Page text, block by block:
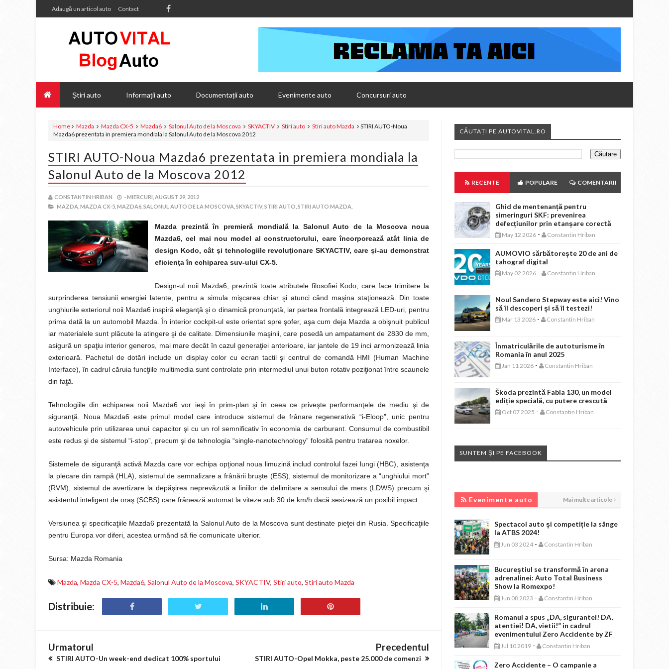
Adaugă un articol auto Contact
Știri auto Informații auto Documentații auto Evenimente auto Concursuri auto
Home Mazda Mazda CX-5 Mazda6 Salonul Auto de la Moscova SKYACTIV Stiri auto Stiri auto Mazda
STIRI AUTO-Noua
Mazda6 prezentata in premiera mondiala la Salonul Auto de la Moscova 2012
STIRI AUTO-Noua Mazda6 prezentata in premiera mondiala la
Salonul Auto de la Moscova 2012
CONSTANTIN HRIBAN -MIERCURI, AUGUST 29, 2012
MAZDA, MAZDA CX-5, MAZDA6, SALONUL AUTO DE LA MOSCOVA, SKYACTIV, STIRI AUTO, STIRI AUTO MAZDA,
Mazda prezintă în premieră mondială la Salonul Auto de la Moscova noua
Mazda6, cel mai nou model al constructorului, care încorporează atât linia de
design Kodo, cât şi tehnologiile revoluţionare SKYACTIV, care şi-au demonstrat
eficienţa în echiparea suv-ului CX-5.
Design-ul noii Mazda6, prezintă toate atributele filosofiei Kodo, care face trimitere la
surprinderea tensiunii energiei latente, pentru a simula mişcarea chiar şi atunci când maşina staţionează. Din toate
unghiurile exteriorul noii Mazda6 inspiră eleganţă şi o dinamică pronunţată, iar partea frontală integrează LED-uri, pentru
prima dată la un automobil Mazda. În interior cockpit-ul este orientat spre şofer, aşa cum deja Mazda a obişnuit publicul
iar materialele sunt plăcute la atingere şi de calitate. Dimensiunile maşinii, care posedă un ampatament de 2830 de mm,
asigură un spaţiu interior generos, mai mare decât în cazul generaţiei anterioare, iar jantele de 19 inci armonizează linia
exterioară. Pachetul de dotări include un display color cu ecran tactil şi centrul de comandă HMI (Human Machine
Interface), în cadrul căruia funcţiile multimedia sunt controlate prin intermediul unui buton rotativ poziţionat între scaunele
din faţă.
Tehnologiile din echiparea noii Mazda6 vor ieşi în prim-plan şi în ceea ce priveşte performanţele de mediu şi de
siguranţă. Noua Mazda6 este primul model care introduce sistemul de frânare regenerativă “i-Eloop”, unic pentru
autovehicule prin utilizarea unui capacitor şi cu un rol semnificativ în economia de carburant. Consumul de combustibil
este redus şi de sistemul “i-stop”, precum şi de tehnologia “single-nanotechnology” folosită pentru tratarea noxelor.
Sistemele de siguranţă activă Mazda care vor echipa opţional noua limuzină includ controlul fazei lungi (HBC), asistenţa
la plecare din rampă (HLA), sistemul de semnalizare a frânării bruşte (ESS), sistemul de monitorizare a “unghiului mort”
(RVM), sistemul de avertizare la depăşirea neprevăzută a liniilor de delimitare a sensului de mers (LDWS) precum şi
asistentul inteligent de oraş (SCBS) care frânează automat la viteze sub 30 de km/h dacă sesizează un posibil impact.
Versiunea şi specificaţiile Mazda6 prezentată la Salonul Auto de la Moscova sunt destinate pieţei din Rusia. Specificaţiile
pentru Europa vor diferi, acestea urmând să fie comunicate ulterior.
Sursa: Mazda Romania
Mazda, Mazda CX-5, Mazda6, Salonul Auto de la Moscova, SKYACTIV, Stiri auto, Stiri auto Mazda
Distribuie:
Urmatorul
STIRI AUTO-Un week-end dedicat 100% sportului
Precedentul
STIRI AUTO-Opel Mokka, peste 25.000 de comenzi
CĂUTAȚI PE AUTOVITAL.RO
RECENTE POPULARE COMENTARII
Ghid de mentenanță pentru
simeringuri SKF: prevenirea
defecțiunilor prin etanșare corectă
May 12 2026 - Constantin Hriban
AUMOVIO sărbătorește 20 de ani de
tahograf digital
May 02 2026 - Constantin Hriban
Noul Sandero Stepway este aici! Vino
să îl descoperi și să îl testezi!
Mar 13 2026 - Constantin Hriban
Înmatriculările de autoturisme în
Romania în anul 2025
Jan 11 2026 - Constantin Hriban
Škoda prezintă Fabia 130, un model
ediție specială, cu putere crescută
Oct 07 2025 - Constantin Hriban
SUNTEM ȘI PE FACEBOOK
Evenimente auto Mai multe articole
Spectacol auto și competiție la sânge
la ATBS 2024!
Jun 03 2024 - Constantin Hriban
Bucureștiul se transformă în arena
adrenalinei: Auto Total Business
Show la Romexpo!
Jun 08 2023 - Constantin Hriban
Romanul a spus „DA, sigurantei! DA,
atentiei! DA, vietii!” in cadrul
evenimentului Zero Accidente by ZF
Jul 10 2019 - Constantin Hriban
Zero Accidente – O campanie a